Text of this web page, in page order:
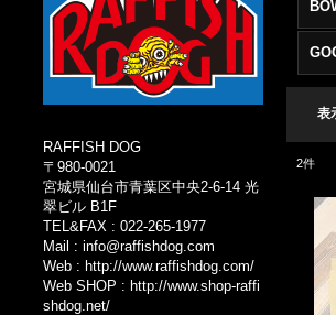
RAFFISH DOG
〒980-0021
宮城県仙台市青葉区中央2-6-14 光
翠ビル B1F
TEL&FAX : 022-265-1977
Mail : info@raffishdog.com
Web : http://www.raffishdog.com/
Web SHOP : http://www.shop-raffi
shdog.net/
表
2件